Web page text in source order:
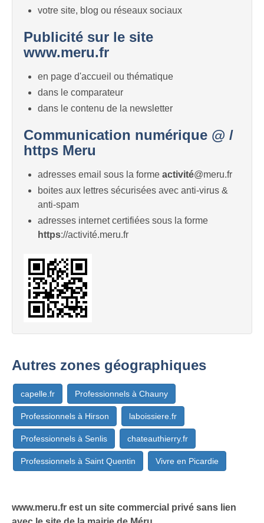
votre site, blog ou réseaux sociaux
Publicité sur le site
www.meru.fr
en page d'accueil ou thématique
dans le comparateur
dans le contenu de la newsletter
Communication numérique @ /
https Meru
adresses email sous la forme activité@meru.fr
boites aux lettres sécurisées avec anti-virus &
anti-spam
adresses internet certifiées sous la forme
https://activité.meru.fr
Autres zones géographiques
capelle.fr Professionnels à Chauny
Professionnels à Hirson laboissiere.fr
Professionnels à Senlis chateauthierry.fr
Professionnels à Saint Quentin Vivre en Picardie
www.meru.fr est un site commercial privé sans lien